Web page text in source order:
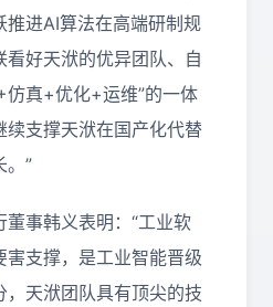
推进AI算法在高端研制规
好天洑的优异团队、自
仿真+优化+运维”的一体
续支撑天洑在国产化代替
。”
事韩义表明：“工业软
支撑，是工业智能晋级
，天洑团队具有顶尖的技